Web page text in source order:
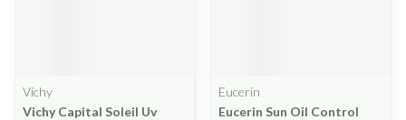
Vichy
Vichy Capital Soleil Uv
Eucerin
Eucerin Sun Oil Control